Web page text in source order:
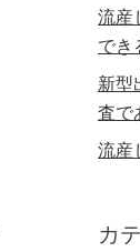
流産
でき
新型
査で
流産
カ